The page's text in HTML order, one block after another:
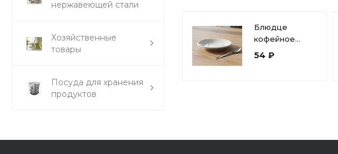
нержавеющей стали
Хозяйственные
товары
Посуда для хранения
продуктов
Блюдце
кофейное
фарфор Мокко
54 ₽